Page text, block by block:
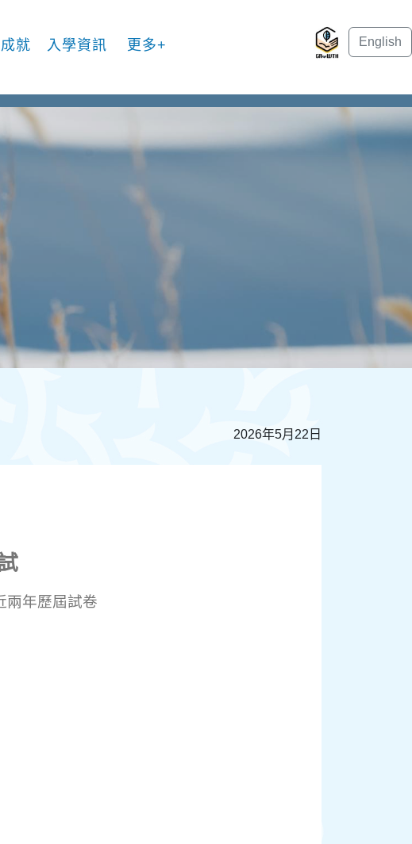
就 入學資訊 更多+ English
2026年5月22日
兩年歷屆試卷